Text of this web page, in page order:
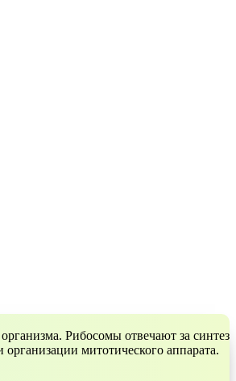
Рибосомы отвечают за синтез
митотического аппарата.